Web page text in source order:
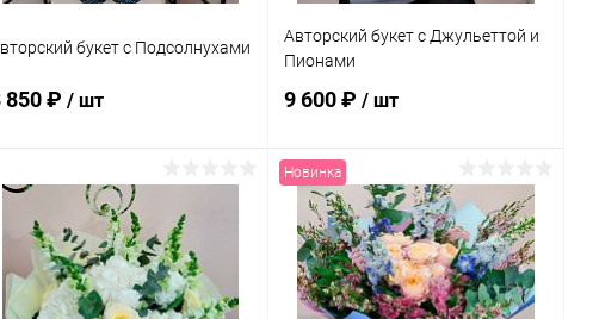
букет с Подсолнухами
850 ₽ / шт
В корзину
Купить в 1 клик Сравнение
В избранное В наличии
Авторский букет с Джульеттой и
Пионами
9 600 ₽/ шт
В корзину
Купить в 1 клик Сравнение
В избранное В наличии
Новинка